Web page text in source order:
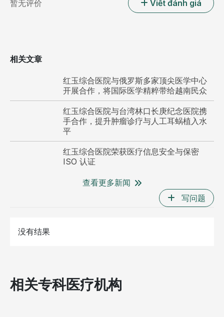
暂无评价 Viết đánh giá
相关文章
红玉综合医院与俄罗斯多家顶尖医学中心
开展合作，将国际医学精粹带给越南民众
红玉综合医院与台湾林口长庚纪念医院携
手合作，提升肿瘤诊疗与人工耳蜗植入水
平
红玉综合医院荣获医疗信息安全与保密
ISO 认证
查看更多新闻
医
写问题
没有结果
相关专科医疗机构